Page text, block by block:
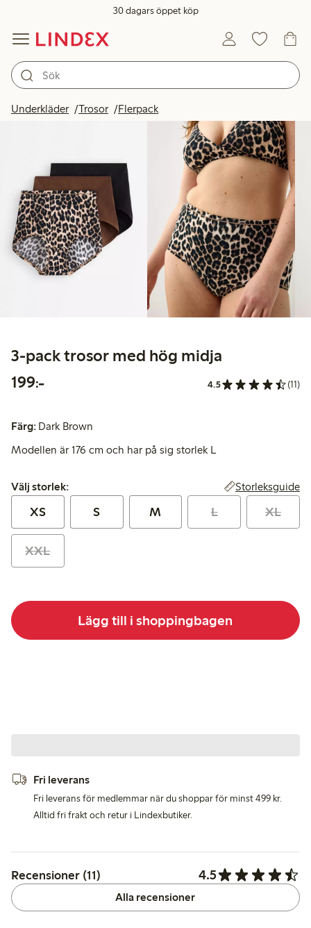
30 dagars öppet köp
Underkläder Trosor Flerpack
3-pack trosor med hög midja
199:-199,00 kr 4.5 (11)
Färg: Dark Brown
Modellen är 176 cm och har på sig storlek L
Välj storlek:
Välj storlek: Storleksguide
XS S M L XL
XXL
Lägg till i shoppingbagen
Fri leverans
Fri leverans för medlemmar när du shoppar för minst 499 kr.
Alltid fri frakt och retur i Lindexbutiker.
Recensioner (11) 4.5
Alla recensioner